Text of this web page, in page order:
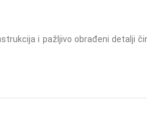
i pažljivo obrađeni detalji